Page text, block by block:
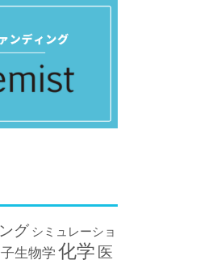
グシミュレーショ
生物学化学医